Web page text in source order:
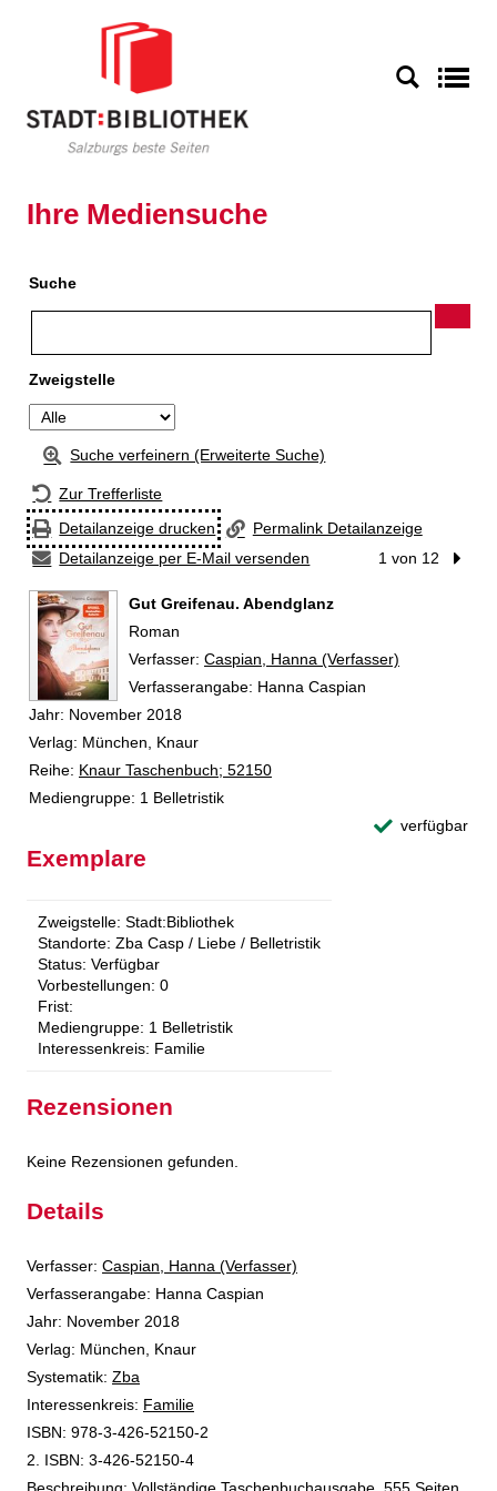
Ihre Mediensuche
Suche
Zweigstelle
Suche verfeinern (Erweiterte Suche)
Zur Trefferliste
Detailanzeige drucken
Permalink Detailanzeige
Detailanzeige per E-Mail versenden
1 von 12
Gut Greifenau. Abendglanz
Roman
Verfasser: Suche nach diesem Verfasser
Caspian, Hanna (Verfasser)
Verfasserangabe: Hanna Caspian
Jahr: November 2018
Verlag: München, Knaur
Reihe: Knaur Taschenbuch; 52150
Mediengruppe: 1 Belletristik
verfügbar
Exemplare
Zweigstelle: Stadt:Bibliothek
Standorte: Zba Casp / Liebe / Belletristik
Status: Verfügbar
Vorbestellungen: 0
Frist:
Mediengruppe: 1 Belletristik
Interessenkreis: Familie
Rezensionen
Keine Rezensionen gefunden.
Details
Verfasser: Suche nach diesem Verfasser
Caspian, Hanna (Verfasser)
Verfasserangabe: Hanna Caspian
Jahr: November 2018
Verlag: München, Knaur
opens in new tab
Diesen Link in neuem Tab öffnen
Systematik: Suche nach dieser Systematik
Zba
Interessenkreis: Suche nach diesem Interessenskreis
Familie
ISBN: 978-3-426-52150-2
2. ISBN: 3-426-52150-4